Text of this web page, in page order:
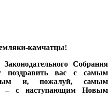
камчатцы!
Собрания
поздравить вас с самым
и, пожалуй, самым
– с наступающим Новым